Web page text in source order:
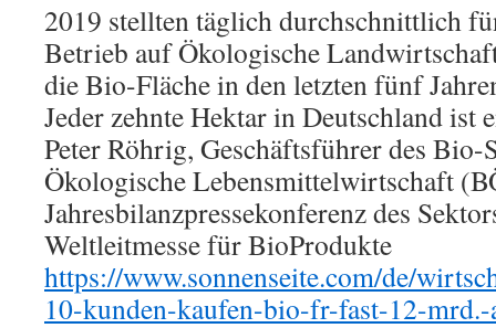
2019 stellten täglich durchschnittlich
Betrieb auf Ökologische
die Bio-Fläche in den letzten fünf
Jeder zehnte Hektar in Deutschland ist
Peter Röhrig, Geschäftsführer des Bio-
Ökologische Lebensmittelwirtschaft
Jahresbilanzpressekonferenz des
Weltleitmesse für BioProdukte
https://www.sonnenseite.com/de/
10-kunden-kaufen-bio-fr-fast-12-